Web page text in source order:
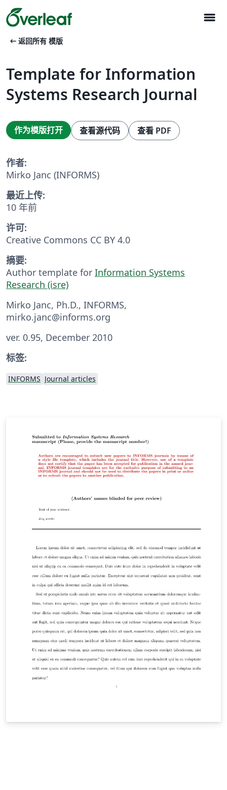
menu
arrow_left_alt 返回所有 模版
Template for Information
Systems Research Journal
作为模版打开 查看源代码 查看 PDF
作者:
Mirko Janc (INFORMS)
最近上传:
10 年前
许可:
Creative Commons CC BY 4.0
摘要:
Author template for Information Systems
Research (isre)
Mirko Janc, Ph.D., INFORMS,
mirko.janc@informs.org
ver. 0.95, December 2010
标签:
INFORMS Journal articles